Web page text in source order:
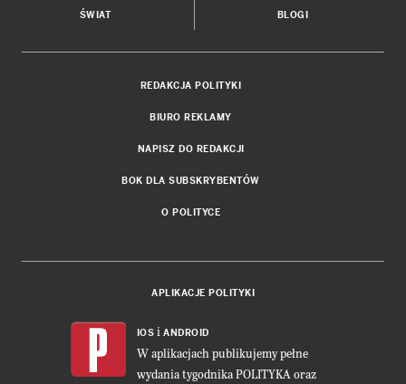
ŚWIAT BLOGI
REDAKCJA POLITYKI
BIURO REKLAMY
NAPISZ DO REDAKCJI
BOK DLA SUBSKRYBENTÓW
O POLITYCE
APLIKACJE POLITYKI
IOS i ANDROID
W aplikacjach publikujemy pełne
wydania tygodnika POLITYKA oraz